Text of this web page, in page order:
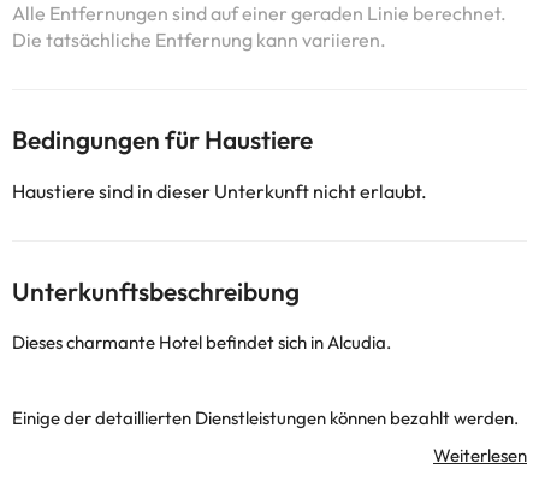
Alle Entfernungen sind auf einer geraden Linie berechnet.
Die tatsächliche Entfernung kann variieren.
Bedingungen für Haustiere
Haustiere sind in dieser Unterkunft nicht erlaubt.
Unterkunftsbeschreibung
Dieses charmante Hotel befindet sich in Alcudia.
Einige der detaillierten Dienstleistungen können bezahlt werden.
Sie können ihre Preise direkt in der Einrichtung überprüfen. Diese
Informationen können von der Unterkunft geändert werden.